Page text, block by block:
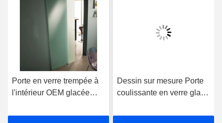
Porte en verre trempée à
l'intérieur OEM glacée
Dessin sur mesure Porte
coulissante en verre glacé
matériel